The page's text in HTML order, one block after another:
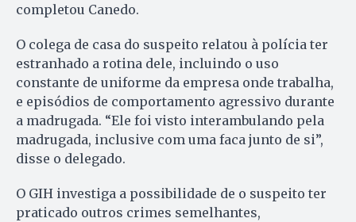
completou Canedo.
O colega de casa do suspeito relatou à polícia ter
estranhado a rotina dele, incluindo o uso
constante de uniforme da empresa onde trabalha,
e episódios de comportamento agressivo durante
a madrugada. “Ele foi visto interambulando pela
madrugada, inclusive com uma faca junto de si”,
disse o delegado.
O GIH investiga a possibilidade de o suspeito ter
praticado outros crimes semelhantes,